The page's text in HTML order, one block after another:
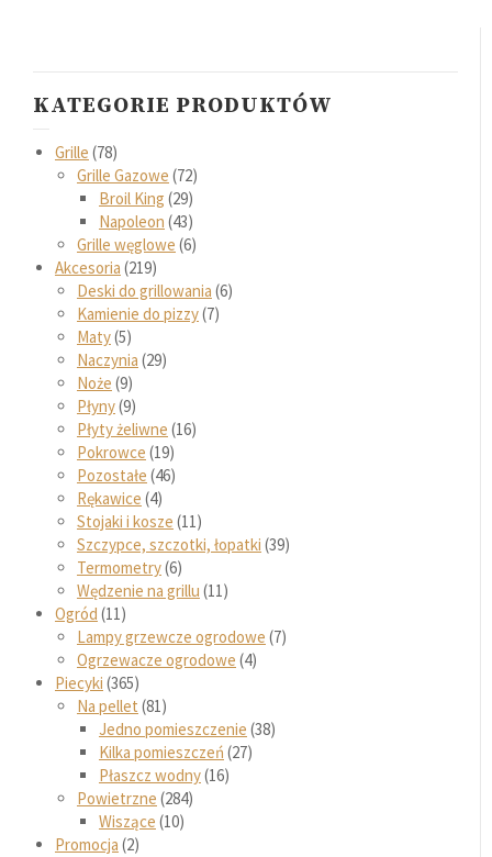
KATEGORIE PRODUKTÓW
Grille 78
Grille Gazowe 72
Broil King 29
Napoleon 43
Grille węglowe 6
Akcesoria 219
Deski do grillowania 6
Kamienie do pizzy 7
Maty 5
Naczynia 29
Noże 9
Płyny 9
Płyty żeliwne 16
Pokrowce 19
Pozostałe 46
Rękawice 4
Stojaki i kosze 11
Szczypce, szczotki, łopatki 39
Termometry 6
Wędzenie na grillu 11
Ogród 11
Lampy grzewcze ogrodowe 7
Ogrzewacze ogrodowe 4
Piecyki 365
Na pellet 81
Jedno pomieszczenie 38
Kilka pomieszczeń 27
Płaszcz wodny 16
Powietrzne 284
Wiszące 10
Promocja 2